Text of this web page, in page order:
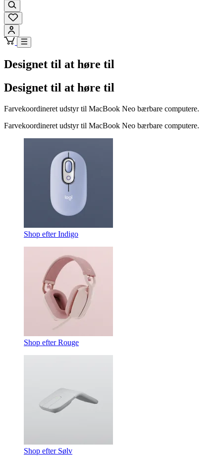
Designet til at høre til
Designet til at høre til
Farvekoordineret udstyr til MacBook Neo bærbare computere.
Farvekoordineret udstyr til MacBook Neo bærbare computere.
Shop efter Indigo
Shop efter Rouge
Shop efter Sølv